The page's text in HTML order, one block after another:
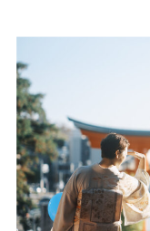
祷中の撮影が可
トまで、読み終
ージできているは
「穴場神社」と
谷区代々木に鎮
「代々木八幡駅」
からそれぞれ徒歩